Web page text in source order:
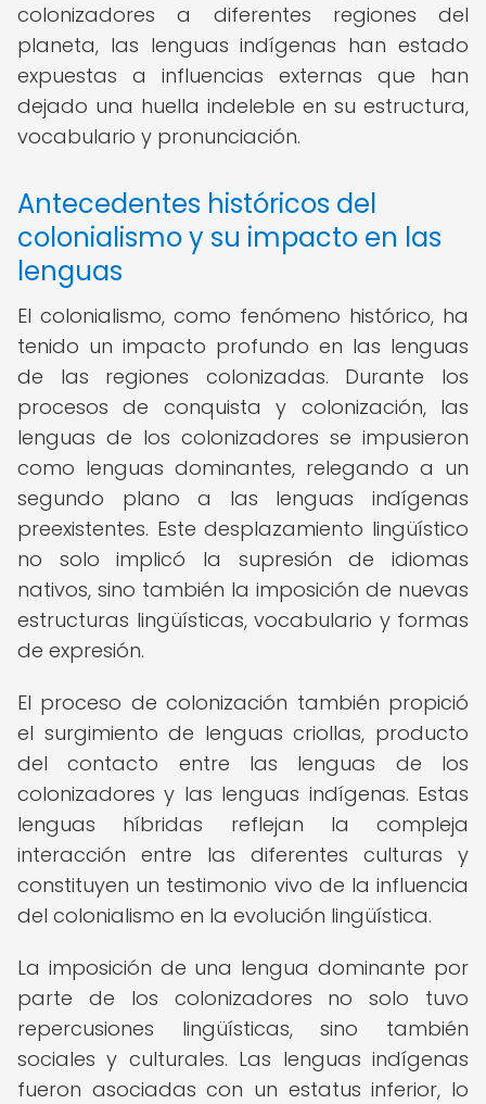
colonizadores a diferentes regiones del
planeta, las lenguas indígenas han estado
expuestas a influencias externas que han
dejado una huella indeleble en su estructura,
vocabulario y pronunciación.
Antecedentes históricos del
colonialismo y su impacto en las
lenguas
El colonialismo, como fenómeno histórico, ha
tenido un impacto profundo en las lenguas
de las regiones colonizadas. Durante los
procesos de conquista y colonización, las
lenguas de los colonizadores se impusieron
como lenguas dominantes, relegando a un
segundo plano a las lenguas indígenas
preexistentes. Este desplazamiento lingüístico
no solo implicó la supresión de idiomas
nativos, sino también la imposición de nuevas
estructuras lingüísticas, vocabulario y formas
de expresión.
El proceso de colonización también propició
el surgimiento de lenguas criollas, producto
del contacto entre las lenguas de los
colonizadores y las lenguas indígenas. Estas
lenguas híbridas reflejan la compleja
interacción entre las diferentes culturas y
constituyen un testimonio vivo de la influencia
del colonialismo en la evolución lingüística.
La imposición de una lengua dominante por
parte de los colonizadores no solo tuvo
repercusiones lingüísticas, sino también
sociales y culturales. Las lenguas indígenas
fueron asociadas con un estatus inferior, lo